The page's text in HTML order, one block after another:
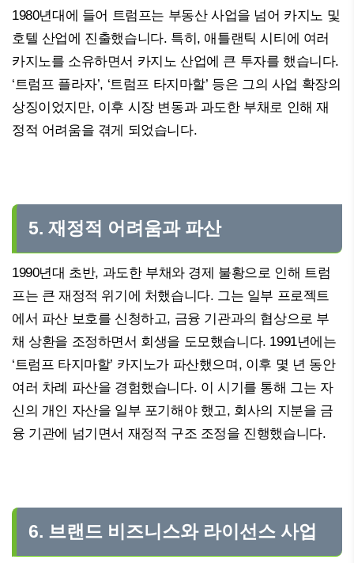
1980년대에 들어 트럼프는 부동산 사업을 넘어 카지노 및
호텔 산업에 진출했습니다. 특히, 애틀랜틱 시티에 여러
카지노를 소유하면서 카지노 산업에 큰 투자를 했습니다.
‘트럼프 플라자’, ‘트럼프 타지마할’ 등은 그의 사업 확장의
상징이었지만, 이후 시장 변동과 과도한 부채로 인해 재
정적 어려움을 겪게 되었습니다.
5. 재정적 어려움과 파산
1990년대 초반, 과도한 부채와 경제 불황으로 인해 트럼
프는 큰 재정적 위기에 처했습니다. 그는 일부 프로젝트
에서 파산 보호를 신청하고, 금융 기관과의 협상으로 부
채 상환을 조정하면서 회생을 도모했습니다. 1991년에는
‘트럼프 타지마할’ 카지노가 파산했으며, 이후 몇 년 동안
여러 차례 파산을 경험했습니다. 이 시기를 통해 그는 자
신의 개인 자산을 일부 포기해야 했고, 회사의 지분을 금
융 기관에 넘기면서 재정적 구조 조정을 진행했습니다.
6. 브랜드 비즈니스와 라이선스 사업